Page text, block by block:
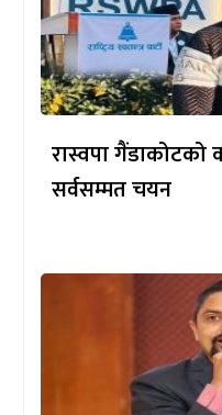
रास्वपा गैंडाकोटको
सर्वसम्मत चयन